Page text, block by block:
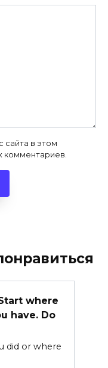
сайта в этом
комментариев.
where
have. Do
did or where